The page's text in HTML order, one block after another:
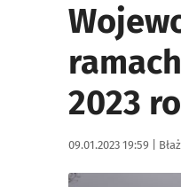
2023
Data publikacji:
09.01.2023 19:59 |
Kliknij, aby